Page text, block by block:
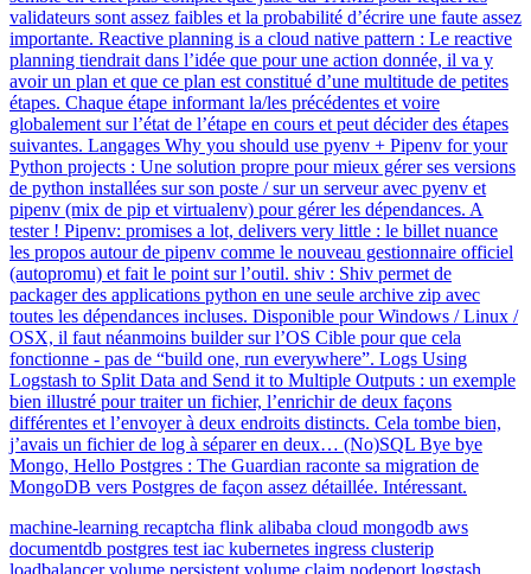
validateurs sont assez faibles et la probabilité d’écrire une faute assez
importante. Reactive planning is a cloud native pattern : Le reactive
planning tiendrait dans l’idée que pour une action donnée, il va y
avoir un plan et que ce plan est constitué d’une multitude de petites
étapes. Chaque étape informant la/les précédentes et voire
globalement sur l’état de l’étape en cours et peut décider des étapes
suivantes. Langages Why you should use pyenv + Pipenv for your
Python projects : Une solution propre pour mieux gérer ses versions
de python installées sur son poste / sur un serveur avec pyenv et
pipenv (mix de pip et virtualenv) pour gérer les dépendances. A
tester ! Pipenv: promises a lot, delivers very little : le billet nuance
les propos autour de pipenv comme le nouveau gestionnaire officiel
(autopromu) et fait le point sur l’outil. shiv : Shiv permet de
packager des applications python en une seule archive zip avec
toutes les dépendances incluses. Disponible pour Windows / Linux /
OSX, il faut néanmoins builder sur l’OS Cible pour que cela
fonctionne - pas de “build one, run everywhere”. Logs Using
Logstash to Split Data and Send it to Multiple Outputs : un exemple
bien illustré pour traiter un fichier, l’enrichir de deux façons
différentes et l’envoyer à deux endroits distincts. Cela tombe bien,
j’avais un fichier de log à séparer en deux… (No)SQL Bye bye
Mongo, Hello Postgres : The Guardian raconte sa migration de
MongoDB vers Postgres de façon assez détaillée. Intéressant.
machine-learning recaptcha flink alibaba cloud mongodb aws
documentdb postgres test iac kubernetes ingress clusterip